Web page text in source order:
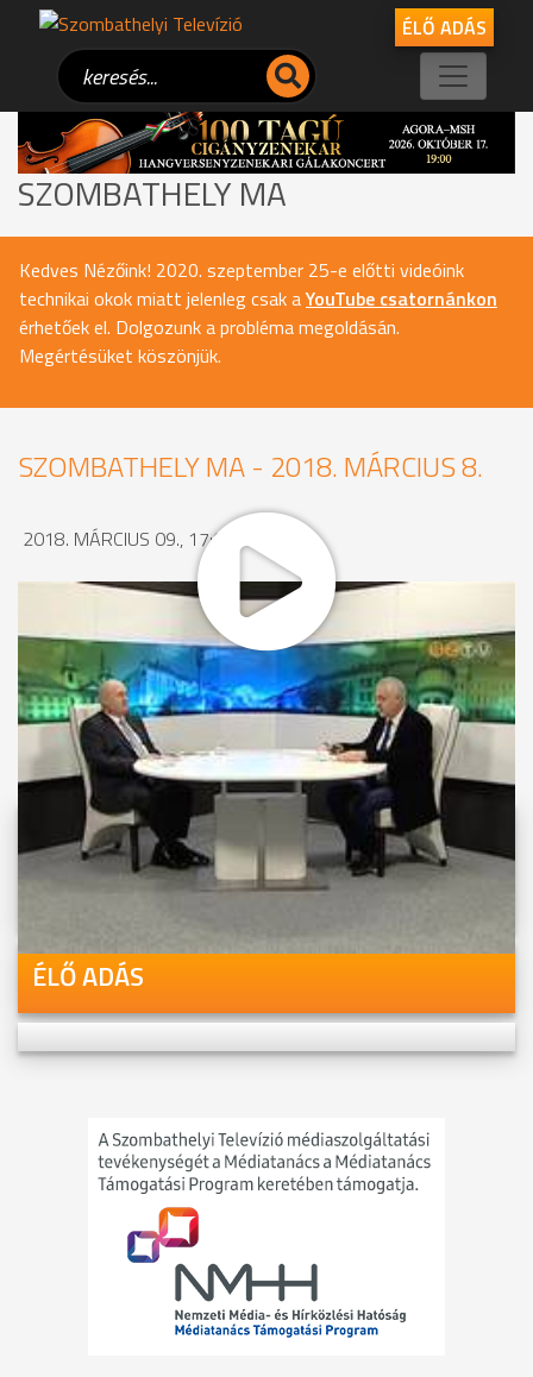
ÉLŐ ADÁS
SZOMBATHELY MA
Kedves Nézőink! 2020. szeptember 25-e előtti videóink
technikai okok miatt jelenleg csak aYouTube csatornánkon
érhetőek el. Dolgozunk a probléma megoldásán.
Megértésüket köszönjük.
SZOMBATHELY MA - 2018. MÁRCIUS 8.
2018. MÁRCIUS 09., 17:01
MEGOSZTÁS
Videóink megtekinthetőek
Youtube-csatornánkon is!
ÉLŐ ADÁS